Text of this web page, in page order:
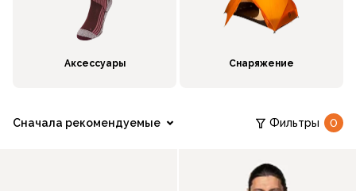
Аксессуары Снаряжение
Сначала рекомендуемые Фильтры 0